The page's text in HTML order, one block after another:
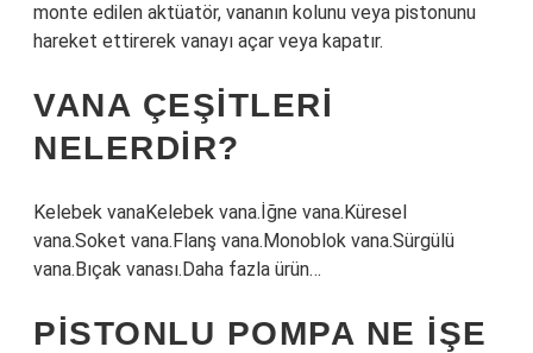
monte edilen aktüatör, vananın kolunu veya pistonunu
hareket ettirerek vanayı açar veya kapatır.
VANA ÇEŞITLERI
NELERDIR?
Kelebek vanaKelebek vana.İğne vana.Küresel
vana.Soket vana.Flanş vana.Monoblok vana.Sürgülü
vana.Bıçak vanası.Daha fazla ürün…
PISTONLU POMPA NE IŞE